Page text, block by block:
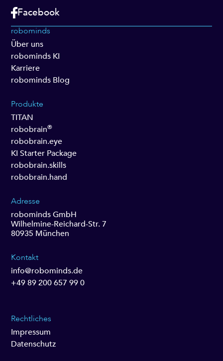
Facebook
robominds
Über uns
robominds KI
Karriere
robominds Blog
Produkte
TITAN
robobrain®
robobrain.eye
KI Starter Package
robobrain.skills
robobrain.hand
Adresse
robominds GmbH
Wilhelmine-Reichard-Str. 7
80935 München
Kontakt
info@robominds.de
+49 89 200 657 99 0
Rechtliches
Impressum
Datenschutz